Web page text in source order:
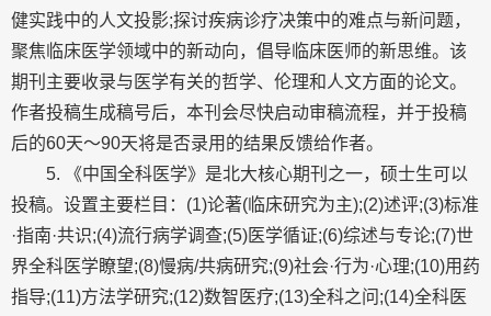
健实践中的人文投影;探讨疾病诊疗决策中的难点与新问题，
聚焦临床医学领域中的新动向，倡导临床医师的新思维。该
期刊主要收录与医学有关的哲学、伦理和人文方面的论文。
作者投稿生成稿号后，本刊会尽快启动审稿流程，并于投稿
后的60天～90天将是否录用的结果反馈给作者。
5. 《中国全科医学》是北大核心期刊之一，硕士生可以
投稿。设置主要栏目：(1)论著(临床研究为主);(2)述评;(3)标准
·指南·共识;(4)流行病学调查;(5)医学循证;(6)综述与专论;(7)世
界全科医学瞭望;(8)慢病/共病研究;(9)社会·行为·心理;(10)用药
指导;(11)方法学研究;(12)数智医疗;(13)全科之问;(14)全科医